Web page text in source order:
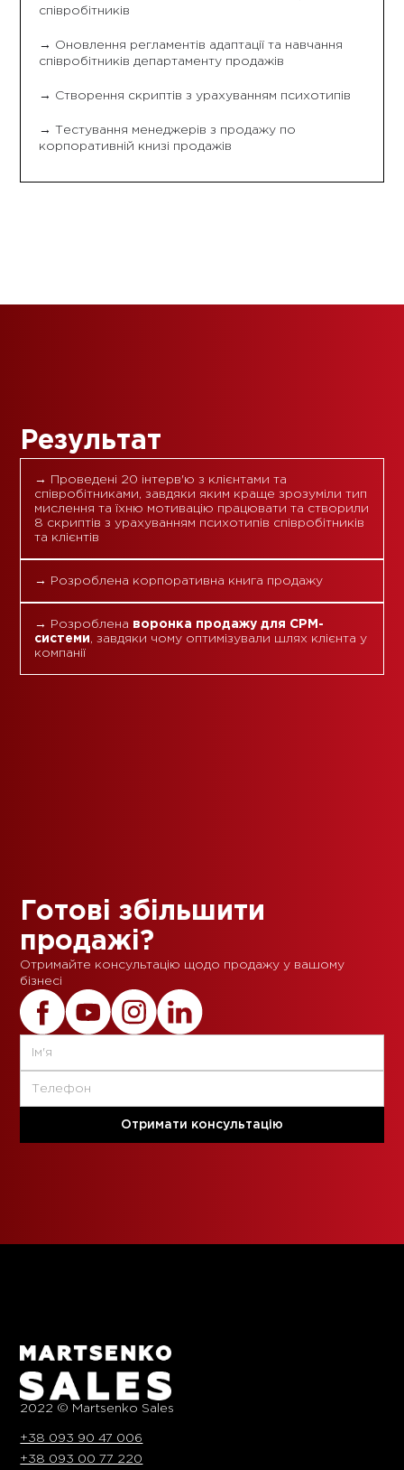
співробітників
→ Оновлення регламентів адаптації та навчання
співробітників департаменту продажів
→ Створення скриптів з урахуванням психотипів
→ Тестування менеджерів з продажу по
корпоративній книзі продажів
Результат
→ Проведені 20 інтерв'ю з клієнтами та
співробітниками, завдяки яким краще зрозуміли тип
мислення та їхню мотивацію працювати та створили
8 скриптів з урахуванням психотипів співробітників
та клієнтів
→ Розроблена корпоративна книга продажу
→ Розроблена воронка продажу для СРМ-
системи, завдяки чому оптимізували шлях клієнта у
компанії
Готові збільшити
продажі?
Отримайте консультацію щодо продажу у вашому
бізнесі
2022 © Martsenko Sales
+38 093 90 47 006
+38 093 00 77 220